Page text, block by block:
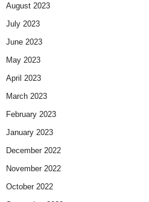
August 2023
July 2023
June 2023
May 2023
April 2023
March 2023
February 2023
January 2023
December 2022
November 2022
October 2022